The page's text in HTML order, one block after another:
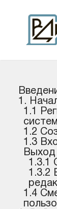
1.
1.1
1.2
1.3
Выход
1.3.1
1.3.2
1.4